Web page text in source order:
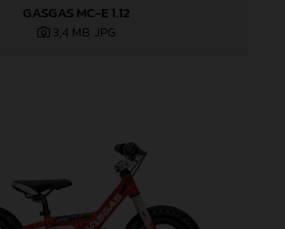
GASGAS MC-E 1.12
3,4 MB .JPG